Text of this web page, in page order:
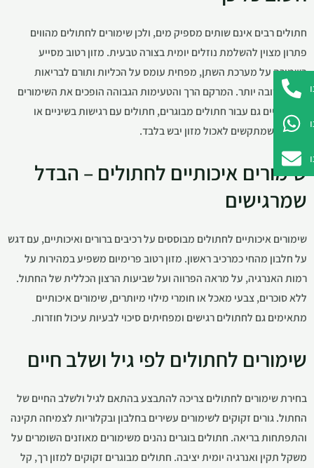
חתולים רבים אינם שותים מספיק מים, ולכן שימורים לחתולים מהווים
פתרון מצוין להשלמת נוזלים יומית בצורה טבעית. מזון רטוב מסייע
בשמירה על מערכת השתן, מפחית עומס על הכליות ותורם לבריאות
כללית טובה יותר. המרקם הרך והטעימות הגבוהה הופכים את השימורים
לאידאליים גם עבור חתולים מבוגרים, חתולים עם רגישות בשיניים או
חתולים שמתקשים לאכול מזון יבש בלבד.
שימורים איכותיים לחתולים – הבדל
שמרגישים
שימורים איכותיים לחתולים מבוססים על רכיבים ברורים ואיכותיים, עם דגש
על חלבון מהחי כמרכיב ראשון. מזון רטוב פרימיום משפיע במהירות על
רמות האנרגיה, על מראה הפרווה ועל שביעות הרצון הכללית של החתול.
ללא סוכרים, צבעי מאכל או חומרי מילוי מיותרים, שימורים איכותיים
מתאימים גם לחתולים רגישים ומפחיתים סיכוי לבעיות עיכול חוזרות.
שימורים לחתולים לפי גיל ושלב חיים
בחירת שימורים לחתולים צריכה להתבצע בהתאם לגיל ולשלב החיים של
החתול. גורים זקוקים לשימורים עשירים בחלבון ובקלוריות לצמיחה תקינה
והתפתחות בריאה. חתולים בוגרים נהנים משימורים מאוזנים השומרים על
משקל תקין ואנרגיה יומית יציבה. חתולים מבוגרים זקוקים למזון רך, קל